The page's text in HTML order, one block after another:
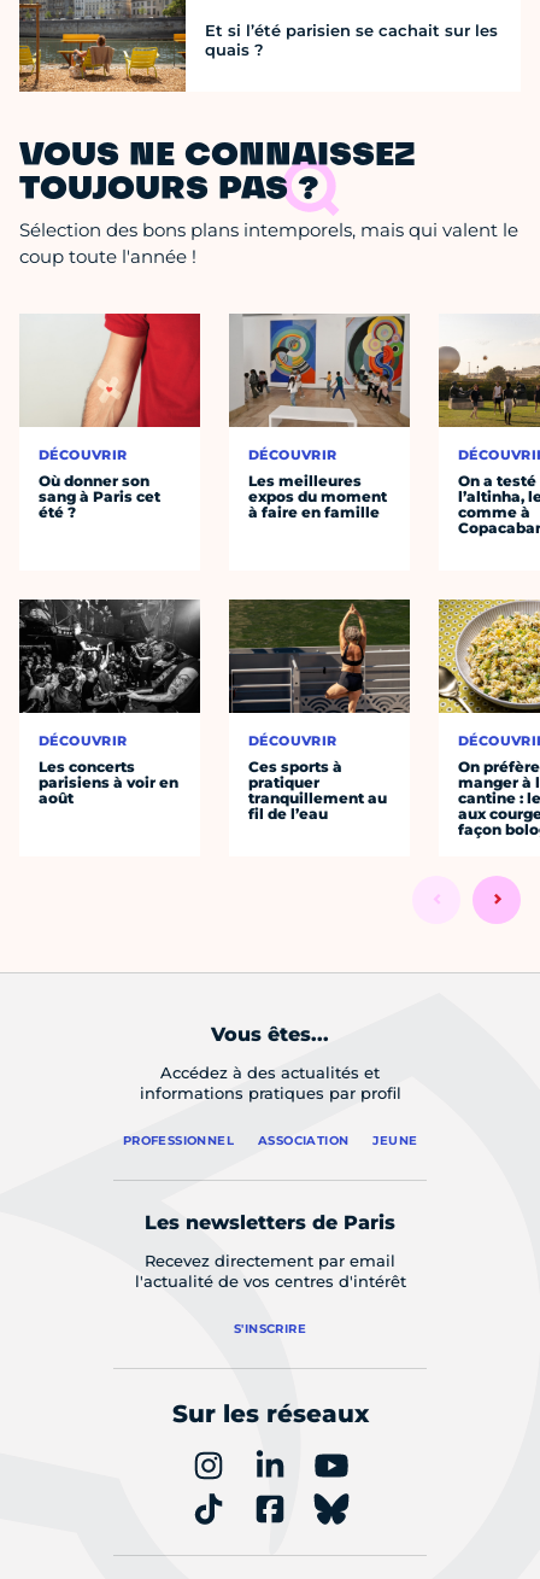
Et si l’été parisien se cachait sur les
quais ?
VOUS NE CONNAISSEZ
TOUJOURS PAS ?
Sélection des bons plans intemporels, mais qui valent le
coup toute l'année !
DÉCOUVRIR
Où donner son
sang à Paris cet
été ?
DÉCOUVRIR
Les concerts
parisiens à voir en
août
DÉCOUVRIR
Les meilleures
expos du moment
à faire en famille
DÉCOUVRIR
Ces sports à
pratiquer
tranquillement au
fil de l’eau
On a testé
l’altinha,
comme à
On préfère
manger à
cantine :
aux
façon
Vous êtes...
Accédez à des actualités et
informations pratiques par profil
PROFESSIONNEL ASSOCIATION JEUNE
Les newsletters de Paris
Recevez directement par email
l'actualité de vos centres d'intérêt
S'INSCRIRE
Sur les réseaux